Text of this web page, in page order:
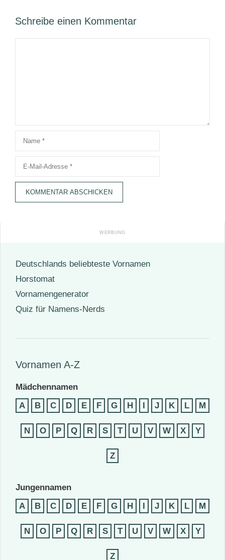
Schreibe einen Kommentar
Name
Adresse
Deutschlands beliebteste Vornamen
Horstomat
Vornamengenerator
Quiz für Namens-Nerds
Vornamen A-Z
Mädchennamen
A
B C D E F G H I J K L M
N O P Q R S T U V W X Y
Z
Jungennamen
A
B C D E F G H I J K L M
N O P Q R S T U V W X Y
Z